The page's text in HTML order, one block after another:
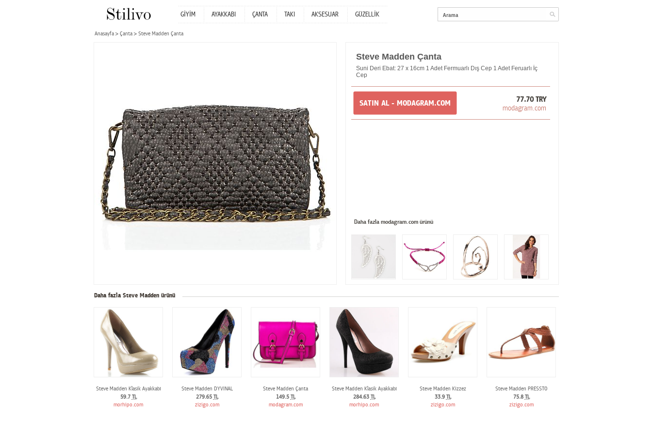
GİYİM AYAKKABI ÇANTA TAKI AKSESUAR GÜZELLİK
Anasayfa Çanta Steve Madden Çanta
Steve Madden Çanta
Suni Deri Ebat: 27 x 16cm 1 Adet Fermuarlı Dış Cep 1 Adet Feruarlı İç
Cep
SATIN AL - MODAGRAM.COM 77.70 TRY
modagram.com
Daha fazla modagram.com ürünü
Daha fazla Steve Madden ürünü
Steve Madden Klasik Ayakkabı
59.7 TL
morhipo.com
Steve Madden DYVINAL
279.65 TL
zizigo.com
Steve Madden Çanta
149.5 TL
modagram.com
Steve Madden Klasik Ayakkabı
284.63 TL
morhipo.com
Steve Madden Kizzez
33.9 TL
zizigo.com
Steve Madden PRESSTO
75.8 TL
zizigo.com